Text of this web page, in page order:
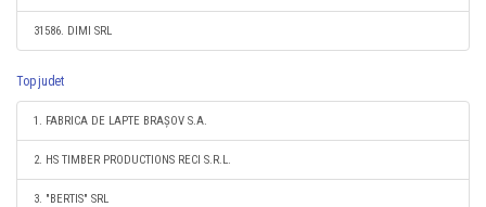
31586. DIMI SRL
Top judet
1. FABRICA DE LAPTE BRAȘOV S.A.
2. HS TIMBER PRODUCTIONS RECI S.R.L.
3. "BERTIS" SRL